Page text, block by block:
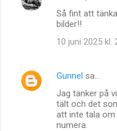
Så fint att
bilder!!
10 juni 2025 kl.
Gunnel sa…
Jag tänker på
tält och det
att inte tala
numera.